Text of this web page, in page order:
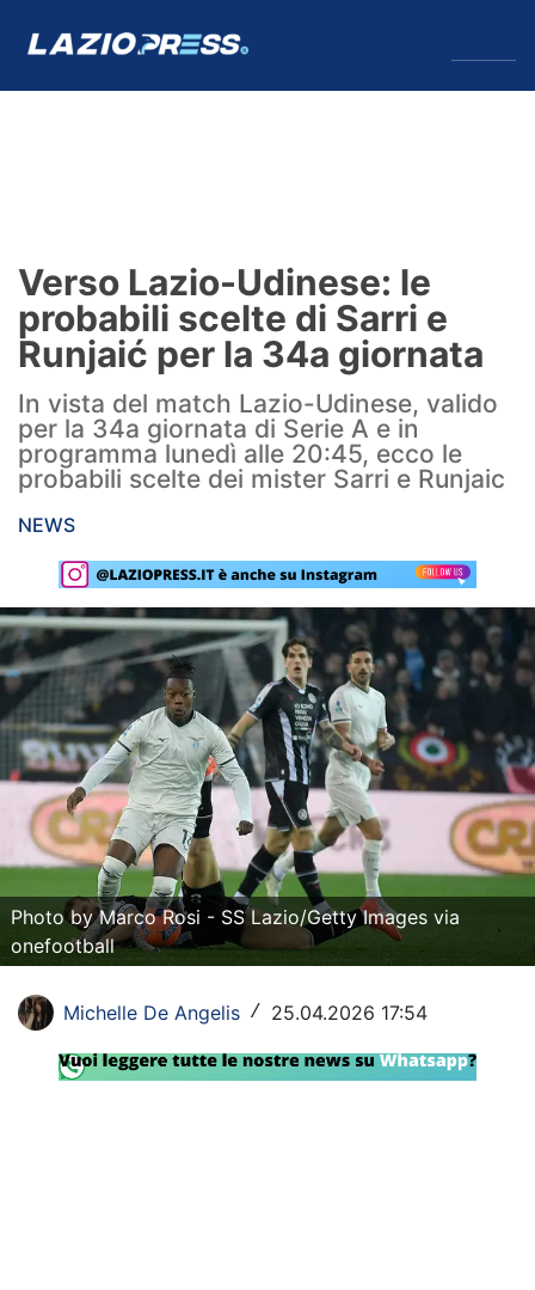
Formello
Infortuni
Primavera
Calciomercato
Lazio Women
Rassegna Lazio
Social
Calcio
Serie A
Champions League
Europa League
Altri Sport
Formula 1
Tennis
Verso Lazio-Udinese: le
probabili scelte di Sarri e
Runjaić per la 34a giornata
In vista del match Lazio-Udinese, valido
per la 34a giornata di Serie A e in
programma lunedì alle 20:45, ecco le
probabili scelte dei mister Sarri e Runjaic
NEWS
Photo by Marco Rosi - SS Lazio/Getty Images via
onefootball
Michelle De Angelis / 25.04.2026 17:54